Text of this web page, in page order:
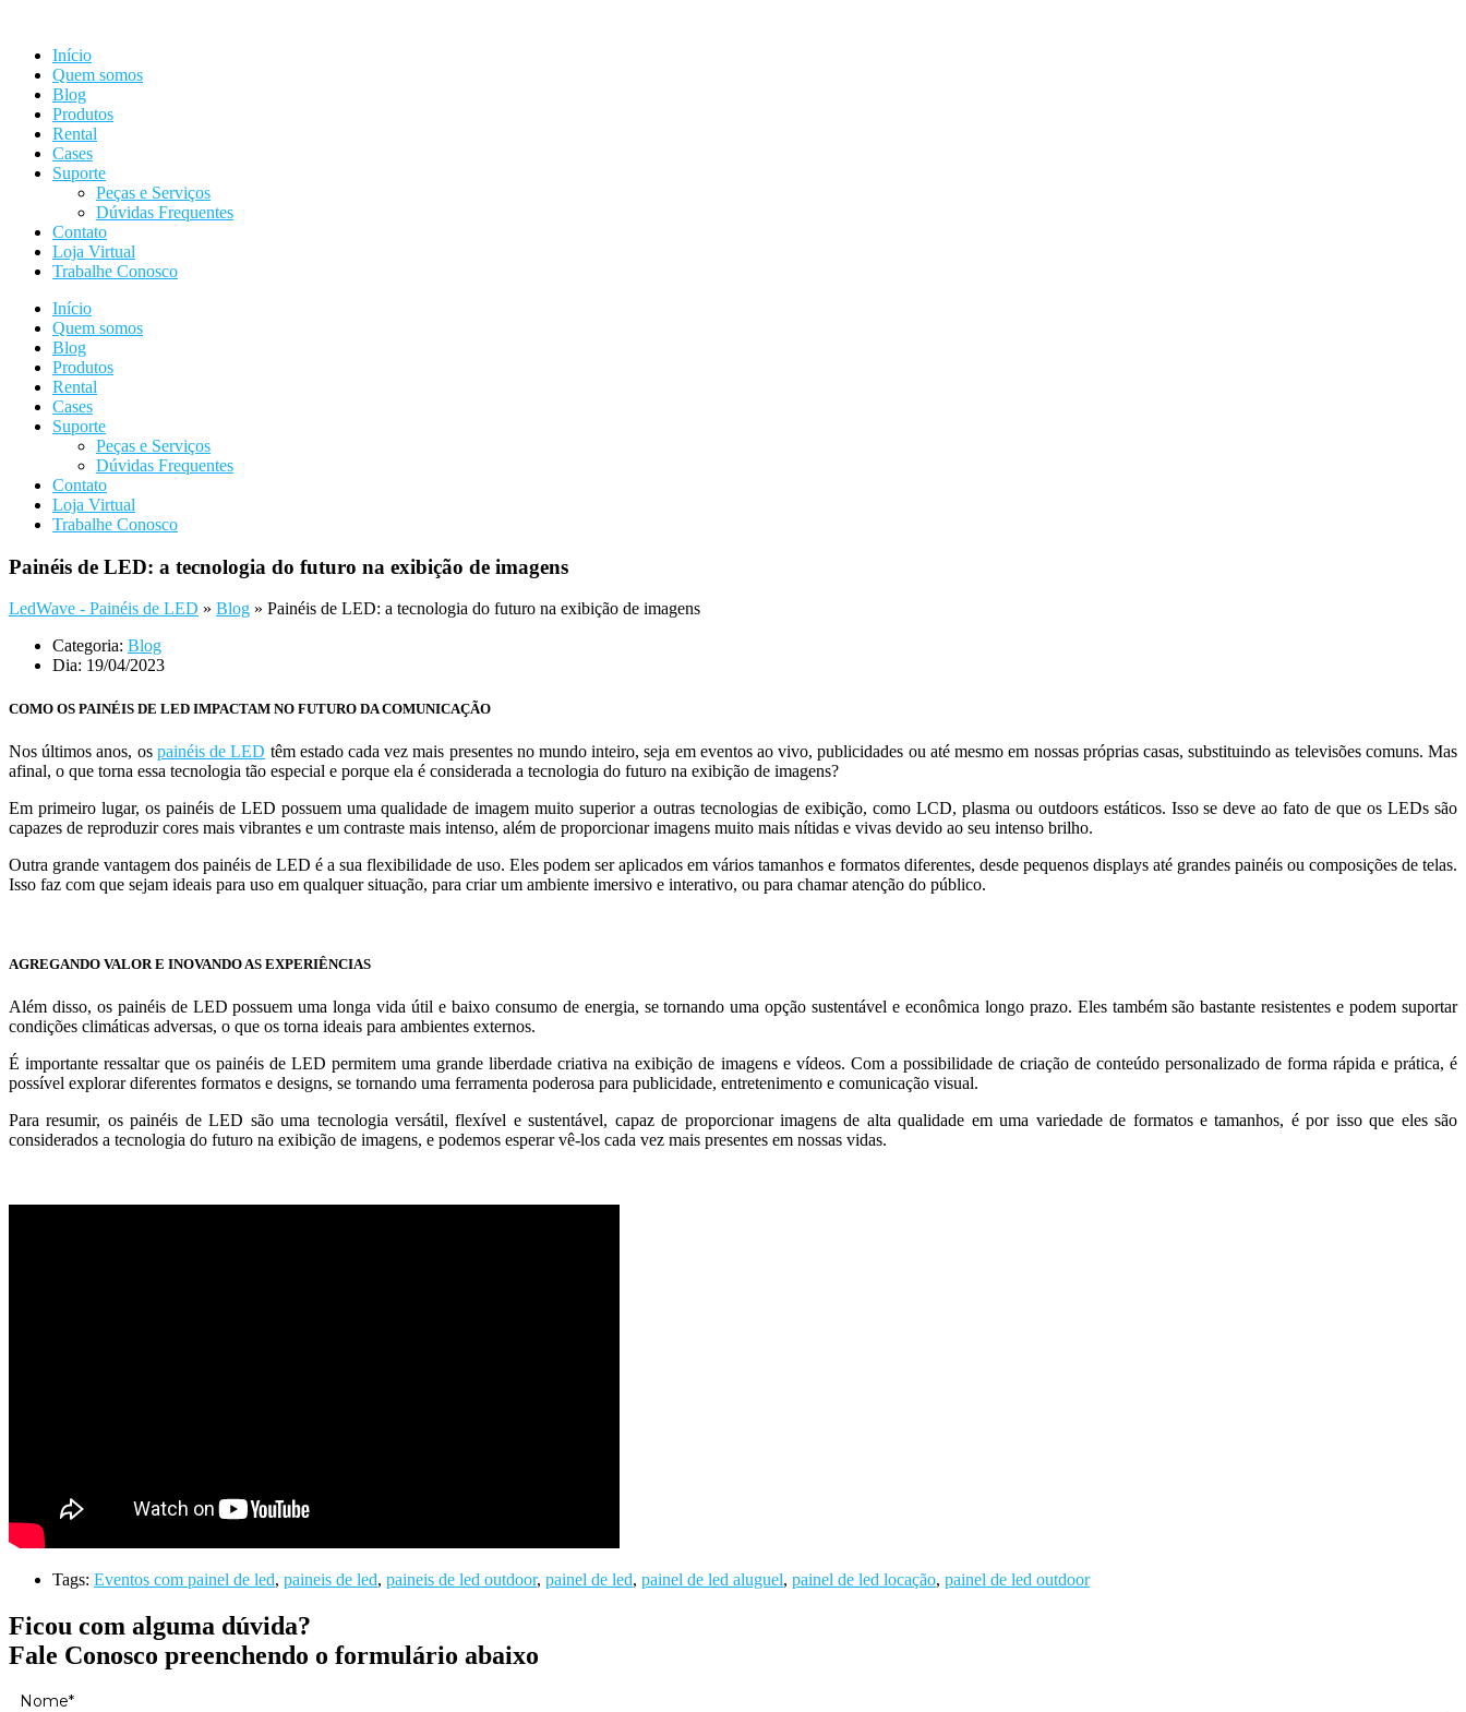
conteúdo
Início
Quem somos
Blog
Produtos
Rental
Cases
Suporte
Peças e Serviços
Dúvidas Frequentes
Contato
Loja Virtual
Trabalhe Conosco
Início
Quem somos
Blog
Produtos
Rental
Cases
Suporte
Peças e Serviços
Dúvidas Frequentes
Contato
Loja Virtual
Trabalhe Conosco
Painéis de LED: a tecnologia do futuro na exibição de imagens
LedWave - Painéis de LED » Blog » Painéis de LED: a tecnologia do futuro na exibição de imagens
Categoria: Blog
Dia: 19/04/2023
COMO OS PAINÉIS DE LED IMPACTAM NO FUTURO DA COMUNICAÇÃO
Nos últimos anos, os painéis de LED têm estado cada vez mais presentes no mundo inteiro, seja em eventos ao vivo, publicidades ou até mesmo em nossas próprias casas, substituindo as televisões comuns. Mas
afinal, o que torna essa tecnologia tão especial e porque ela é considerada a tecnologia do futuro na exibição de imagens?
Em primeiro lugar, os painéis de LED possuem uma qualidade de imagem muito superior a outras tecnologias de exibição, como LCD, plasma ou outdoors estáticos. Isso se deve ao fato de que os LEDs são
capazes de reproduzir cores mais vibrantes e um contraste mais intenso, além de proporcionar imagens muito mais nítidas e vivas devido ao seu intenso brilho.
Outra grande vantagem dos painéis de LED é a sua flexibilidade de uso. Eles podem ser aplicados em vários tamanhos e formatos diferentes, desde pequenos displays até grandes painéis ou composições de telas.
Isso faz com que sejam ideais para uso em qualquer situação, para criar um ambiente imersivo e interativo, ou para chamar atenção do público.
AGREGANDO VALOR E INOVANDO AS EXPERIÊNCIAS
Além disso, os painéis de LED possuem uma longa vida útil e baixo consumo de energia, se tornando uma opção sustentável e econômica longo prazo. Eles também são bastante resistentes e podem suportar
condições climáticas adversas, o que os torna ideais para ambientes externos.
É importante ressaltar que os painéis de LED permitem uma grande liberdade criativa na exibição de imagens e vídeos. Com a possibilidade de criação de conteúdo personalizado de forma rápida e prática, é
possível explorar diferentes formatos e designs, se tornando uma ferramenta poderosa para publicidade, entretenimento e comunicação visual.
Para resumir, os painéis de LED são uma tecnologia versátil, flexível e sustentável, capaz de proporcionar imagens de alta qualidade em uma variedade de formatos e tamanhos, é por isso que eles são
considerados a tecnologia do futuro na exibição de imagens, e podemos esperar vê-los cada vez mais presentes em nossas vidas.
Tags: Eventos com painel de led, paineis de led, paineis de led outdoor, painel de led, painel de led aluguel, painel de led locação, painel de led outdoor
Ficou com alguma dúvida?
Fale Conosco preenchendo o formulário abaixo
Nome*